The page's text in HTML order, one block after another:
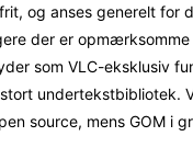
og anses generelt for
der er
som VLC-eksklusiv
undertekstbibliotek.
source, mens GOM i